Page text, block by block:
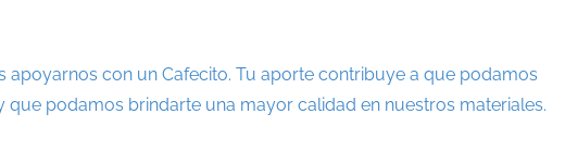
apoyarnos con un Cafecito. Tu aporte contribuye a que podamos
podamos brindarte una mayor calidad en nuestros materiales.